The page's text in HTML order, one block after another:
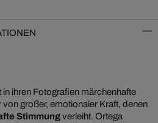
in ihren Fotografien märchenhafte
großer, emotionaler Kraft, denen
Stimmungverleiht. Ortega